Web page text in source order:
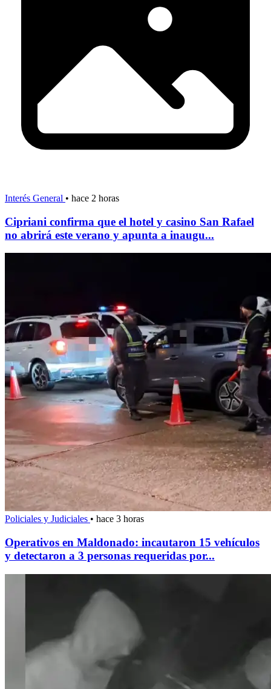
Interés General • hace 2 horas
Cipriani confirma que el hotel y casino San Rafael
no abrirá este verano y apunta a inaugu...
Policiales y Judiciales • hace 3 horas
Operativos en Maldonado: incautaron 15 vehículos
y detectaron a 3 personas requeridas por...